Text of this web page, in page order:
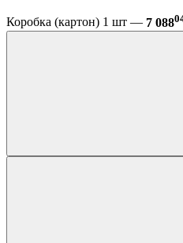
Коробка (картон) 1 шт — 7 088